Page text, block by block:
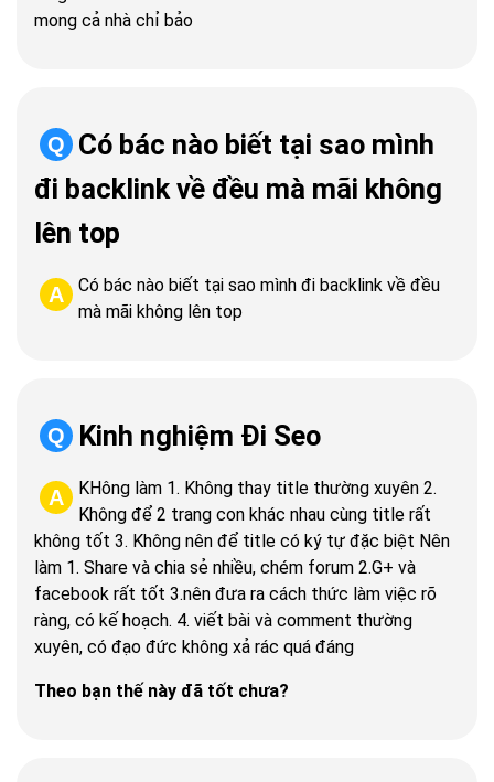
mong cả nhà chỉ bảo
Q
Có bác nào biết tại sao mình
đi backlink về đều mà mãi không
lên top
A
Có bác nào biết tại sao mình đi backlink về đều
mà mãi không lên top
Q Kinh nghiệm Đi Seo
A KHông làm 1. Không thay title thường xuyên 2.
Không để 2 trang con khác nhau cùng title rất
không tốt 3. Không nên để title có ký tự đặc biệt Nên
làm 1. Share và chia sẻ nhiều, chém forum 2.G+ và
facebook rất tốt 3.nên đưa ra cách thức làm việc rõ
ràng, có kế hoạch. 4. viết bài và comment thường
xuyên, có đạo đức không xả rác quá đáng
Theo bạn thế này đã tốt chưa?